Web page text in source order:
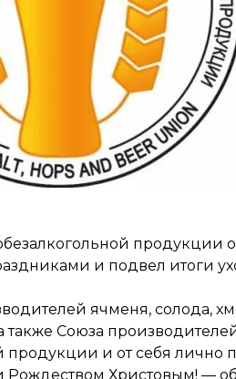
продукции
и подвел итоги
ячменя, солода,
Союза
продукции и от себя лично
Христовым! —